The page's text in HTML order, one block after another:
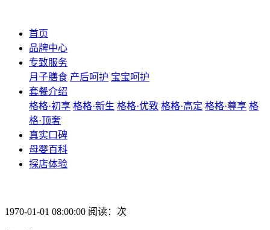
首页
品牌中心
专致服务
月子膳食 产后呵护 宝宝呵护
套餐介绍
格格·初享 格格·新生 格格·优致 格格·高定 格格·尊享 格
格·顶奢
真实口碑
母婴百科
探店体验
1970-01-01 08:00:00 阅读：次